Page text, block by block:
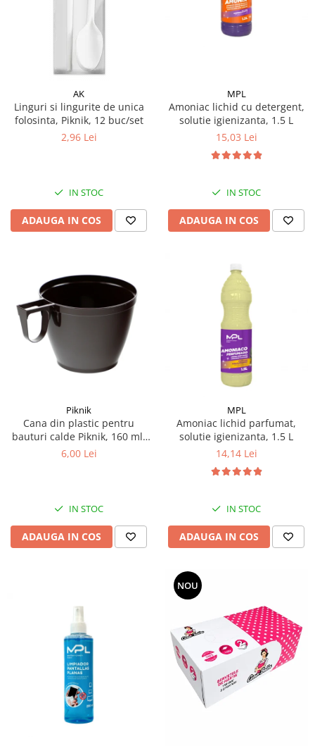
Lemn/ parchet/ laminat
Piatra naturala/ placi ceramice
Detergenti textile
Balsam de rufe
Aditivi spalare
Detergent de rufe
Indepartare pete
Insecticide
Odorizante textile
Odorizante baie
Odorizante Camera
Odorizante Speciale
PACHETE PROMO
Solutii de indepartarea cimentului
(decapanti)
Set mop + galeata
Perie de tavan
Raclete
Raclete geam
Raclete pardoseala
Bureti speciali
Accesorii pe coduri de culori
Animale de companie
Articole de bucatarie si catering
Folii si ambalaje
Pahare de unica folosinta
Dispensere
Dispensere folie
Dispensere hartie
Hartie igienica
Prosoape pliate
Role medicale
Manusi medicale
Pamatuf praf
Pompa apa masina de carotat
Pulverizatoare
Pulverizatoare profesionale
AK
Linguri si lingurite de unica
folosinta, Piknik, 12 buc/set
2,96 Lei
IN STOC
ADAUGA IN COS
MPL
Amoniac lichid cu detergent,
solutie igienizanta, 1.5 L
15,03 Lei
IN STOC
ADAUGA IN COS
Piknik
Cana din plastic pentru
bauturi calde Piknik, 160 ml,
12 buc/set
6,00 Lei
IN STOC
ADAUGA IN COS
MPL
Amoniac lichid parfumat,
solutie igienizanta, 1.5 L
14,14 Lei
IN STOC
ADAUGA IN COS
NOU